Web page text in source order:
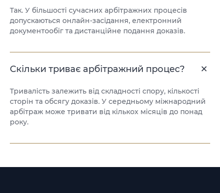
Так. У більшості сучасних арбітражних процесів
допускаються онлайн-засідання, електронний
документообіг та дистанційне подання доказів.
Скільки триває арбітражний процес?
Тривалість залежить від складності спору, кількості
сторін та обсягу доказів. У середньому міжнародний
арбітраж може тривати від кількох місяців до понад
року.